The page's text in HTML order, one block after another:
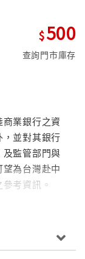
500
查詢門市庫存
業銀行之資
並對其銀行
監管部門與
為台灣赴中
考資訊。